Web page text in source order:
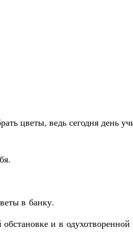
цветы, ведь сегодня день
в банку.
и в